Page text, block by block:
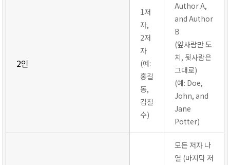
2인
1저
자,
2저
자
(예:
홍길
동,
김철
수)
Author A,
and Author
B
(앞사람만 도
치, 뒷사람은
그대로)
(예: Doe,
John, and
Jane
Potter)
모든 저자 나
열 (마지막 저